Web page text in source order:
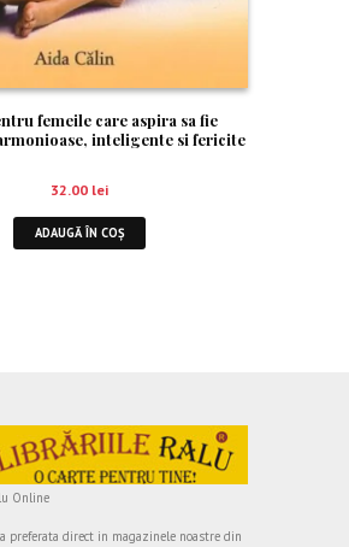
femeile care aspira sa fie
inteligente si fericite
32.00 lei
ADAUGĂ ÎN COȘ
Online
preferata direct in magazinele noastre din